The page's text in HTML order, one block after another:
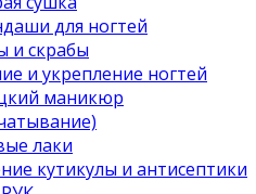
для ногтей
и скрабы
и укрепление ногтей
маникюр
лаки
кутикулы и антисептики